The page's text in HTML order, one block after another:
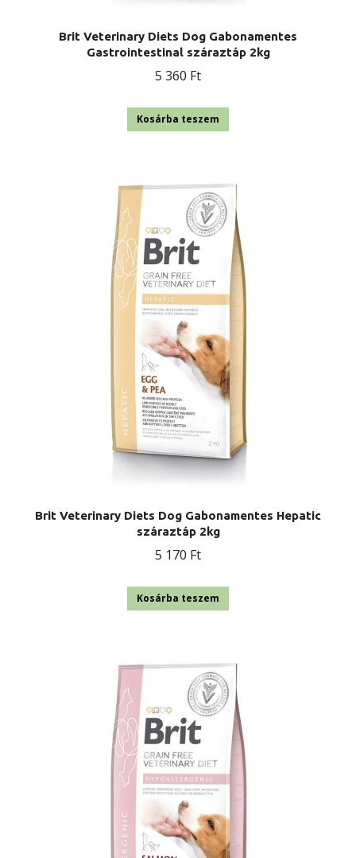
Brit Veterinary Diets Dog Gabonamentes
Gastrointestinal száraztáp 2kg
5 360 Ft
Kosárba teszem
Brit Veterinary Diets Dog Gabonamentes Hepatic
száraztáp 2kg
5 170 Ft
Kosárba teszem